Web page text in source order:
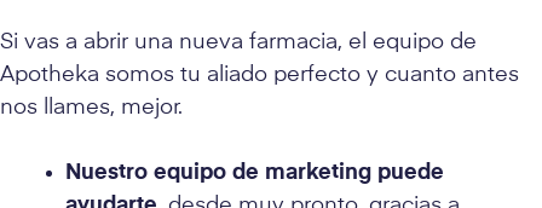
Si vas a abrir una nueva farmacia, el equipo de
Apotheka somos tu aliado perfecto y cuanto antes
nos llames, mejor.
Nuestro equipo de marketing puede